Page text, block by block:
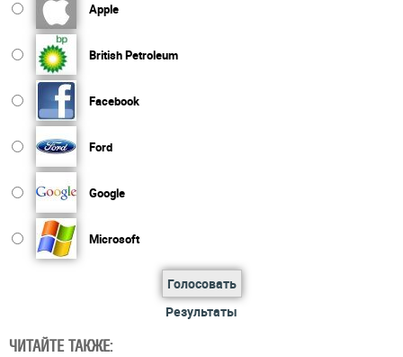
Apple
British Petroleum
Facebook
Ford
Google
Microsoft
Голосовать
Результаты
ЧИТАЙТЕ ТАКЖЕ: